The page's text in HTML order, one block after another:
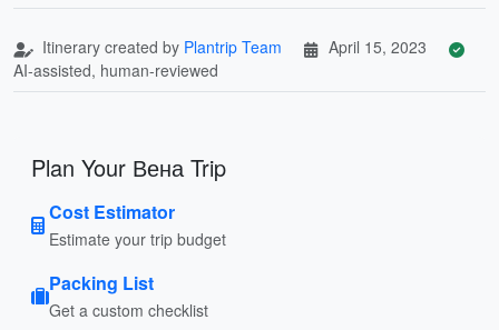
Itinerary created by Plantrip Team
April 15, 2023
AI-assisted, human-reviewed
Plan Your Вена Trip
Cost Estimator
Estimate your trip budget
Packing List
Get a custom checklist